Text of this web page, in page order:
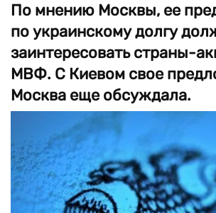
По мнению Москвы, ее
по украинскому долгу
заинтересовать страны-
МВФ. С Киевом свое
Москва еще обсуждала.